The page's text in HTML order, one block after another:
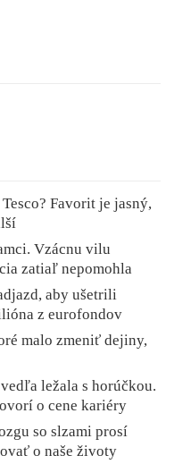
Favorit je jasný,
Vzácnu vilu
zatiaľ nepomohla
aby ušetrili
z eurofondov
malo zmeniť dejiny,
ležala s horúčkou.
o cene kariéry
so slzami prosí
o naše životy